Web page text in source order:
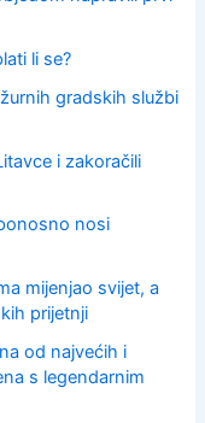
li se?
gradskih službi
i zakoračili
nosi
mijenjao svijet, a
prijetnji
od najvećih i
s legendarnim